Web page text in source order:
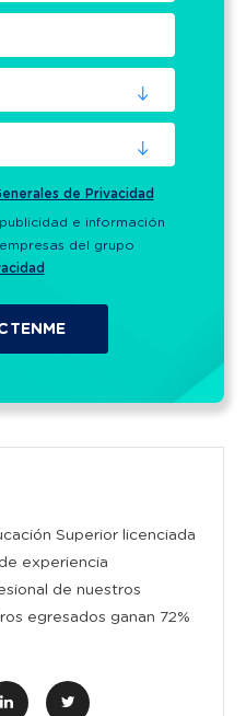
de Privacidad
e información
del grupo
Superior licenciada
experiencia
de nuestros
egresados ganan 72%